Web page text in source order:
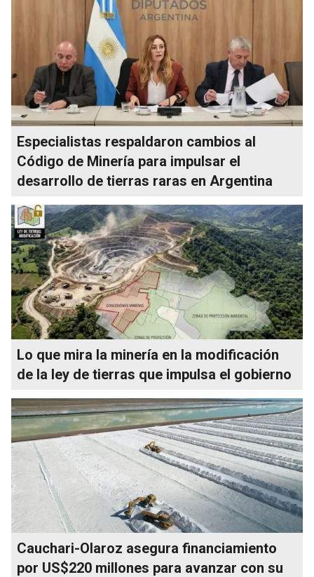
Especialistas respaldaron cambios al
Código de Minería para impulsar el
desarrollo de tierras raras en Argentina
Lo que mira la minería en la modificación
de la ley de tierras que impulsa el gobierno
Cauchari-Olaroz asegura financiamiento
por US$220 millones para avanzar con su